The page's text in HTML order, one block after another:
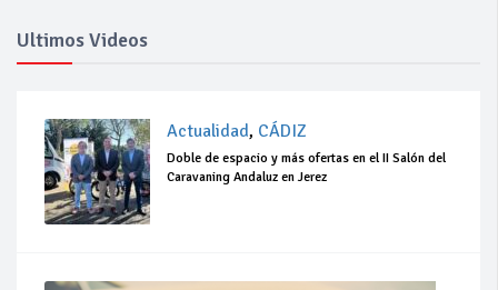
Ultimos Videos
Actualidad, CÁDIZ
Doble de espacio y más ofertas en el II Salón del
Caravaning Andaluz en Jerez